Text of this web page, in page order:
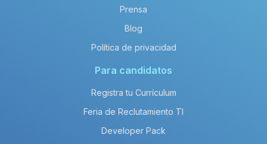
Prensa
Blog
Política de privacidad
Para candidatos
Registra tu Currículum
Feria de Reclutamiento TI
Developer Pack